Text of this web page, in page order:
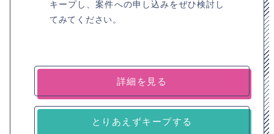
キープし、案件への申し込みをぜひ検討し
てみてください。
詳細を見る
とりあえずキープする